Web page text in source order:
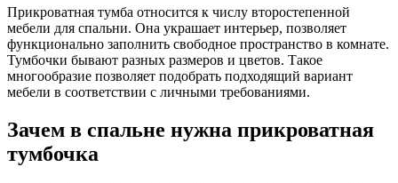
Прикроватная тумба относится к числу второстепенной
мебели для спальни. Она украшает интерьер, позволяет
функционально заполнить свободное пространство в комнате.
Тумбочки бывают разных размеров и цветов. Такое
многообразие позволяет подобрать подходящий вариант
мебели в соответствии с личными требованиями.
Зачем в спальне нужна прикроватная
тумбочка